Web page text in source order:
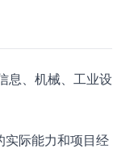
息、机械、工业设
实际能力和项目经